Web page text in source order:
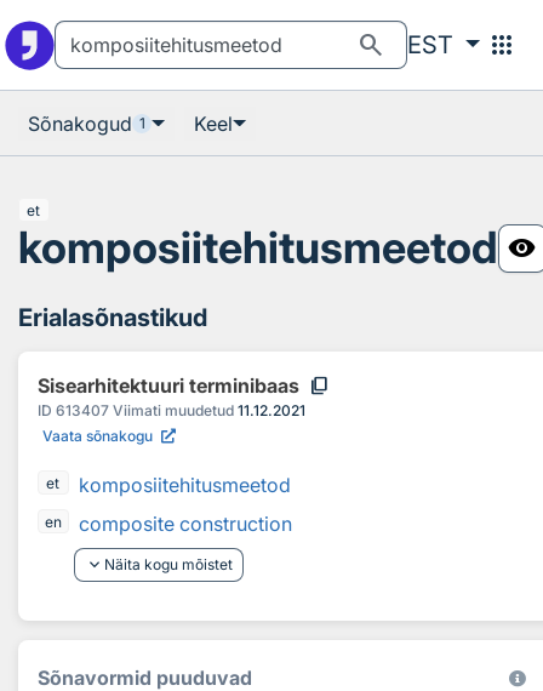
search EST apps
Sõnakogud 1 Keel
et
komposiitehitusmeetod visibility
Erialasõnastikud
Sisearhitektuuri terminibaas content_copy
ID 613407 Viimati muudetud 11.12.2021
Vaata sõnakogu
et komposiitehitusmeetod
en
composite construction
keyboard_arrow_down Näita kogu mõistet
Sõnavormid puuduvad